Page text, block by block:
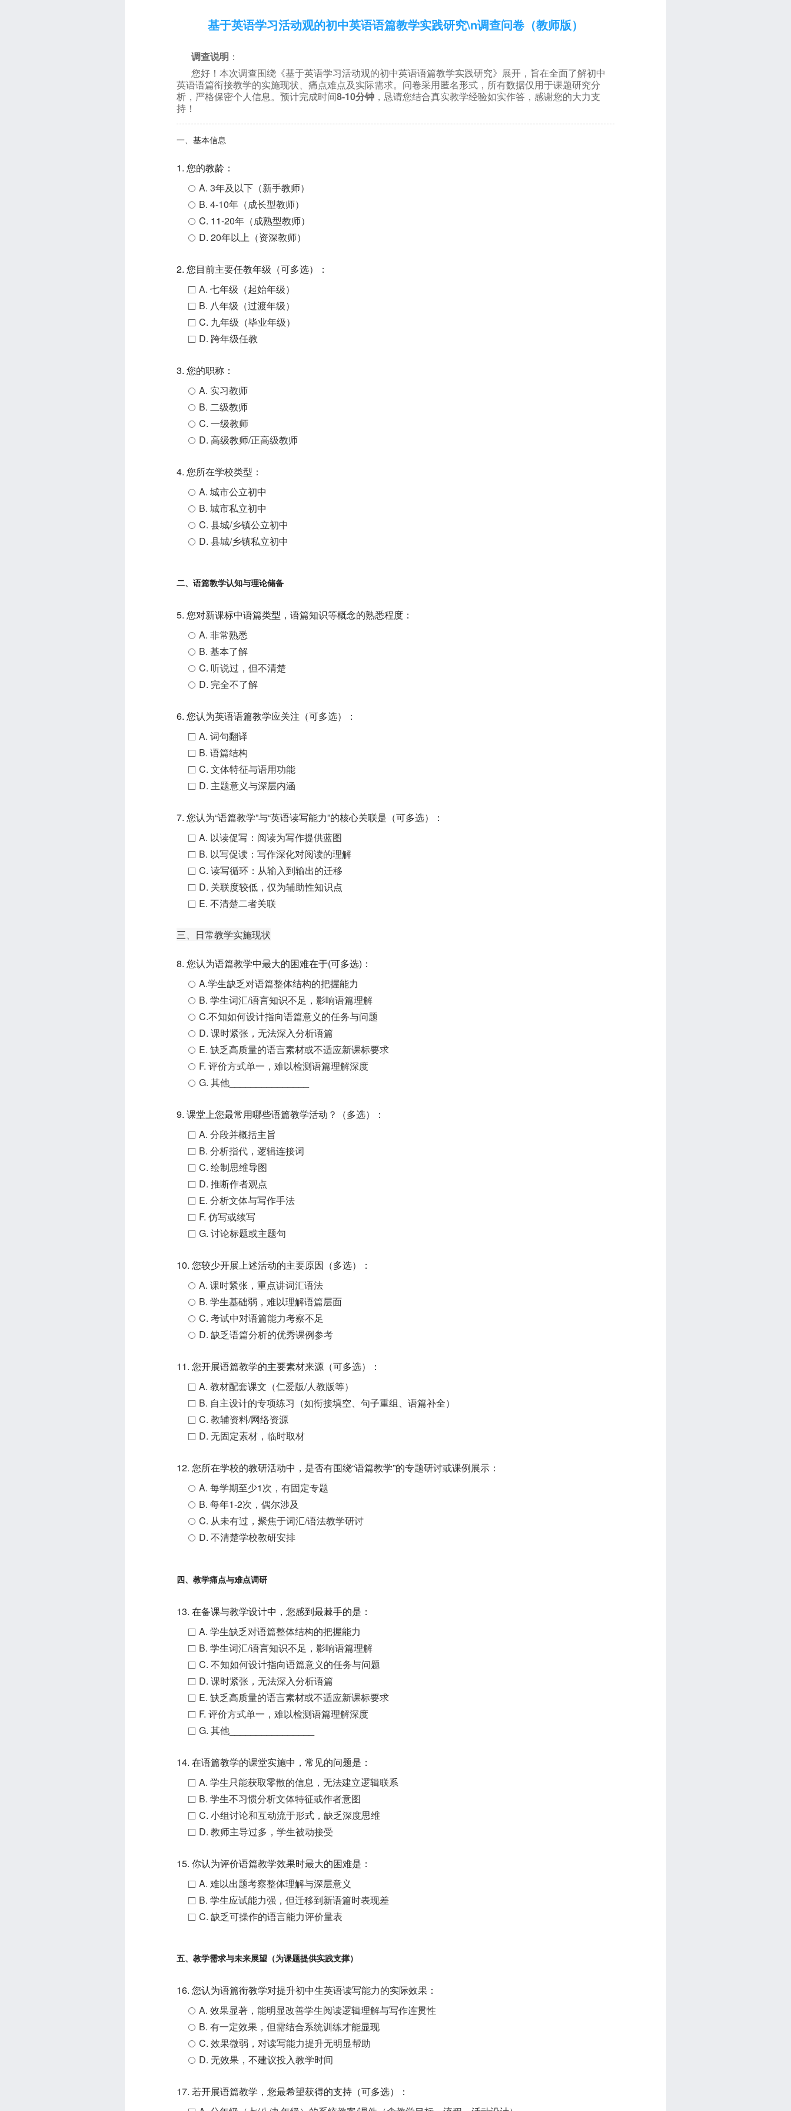
基于英语学习活动观的初中英语语篇教学实践研究\n调查问卷（教师版）
调查说明 ：
您好！本次调查围绕《基于英语学习活动观的初中英语语篇教学实践研究》展开，旨在全面了解初中
英语语篇衔接教学的实施现状、痛点难点及实际需求。问卷采用匿名形式，所有数据仅用于课题研究分
析，严格保密个人信息。预计完成时间8-10分钟 ，恳请您结合真实教学经验如实作答，感谢您的大力支
持！
一、基本信息
1. 您的教龄：
A. 3年及以下（新手教师）
B. 4-10年（成长型教师）
C. 11-20年（成熟型教师）
D. 20年以上（资深教师）
2. 您目前主要任教年级（可多选）：
A. 七年级（起始年级）
B. 八年级（过渡年级）
C. 九年级（毕业年级）
D. 跨年级任教
3. 您的职称：
A. 实习教师
B. 二级教师
C. 一级教师
D. 高级教师/正高级教师
4. 您所在学校类型：
A. 城市公立初中
B. 城市私立初中
C. 县城/乡镇公立初中
D. 县城/乡镇私立初中
二、语篇教学认知与理论储备
5. 您对新课标中语篇类型，语篇知识等概念的熟悉程度：
A. 非常熟悉
B. 基本了解
C. 听说过，但不清楚
D. 完全不了解
6. 您认为英语语篇教学应关注（可多选）：
A. 词句翻译
B. 语篇结构
C. 文体特征与语用功能
D. 主题意义与深层内涵
7. 您认为“语篇教学”与“英语读写能力”的核心关联是（可多选）：
A. 以读促写：阅读为写作提供蓝图
B. 以写促读：写作深化对阅读的理解
C. 读写循环：从输入到输出的迁移
D. 关联度较低，仅为辅助性知识点
E. 不清楚二者关联
三、日常教学实施现状
8. 您认为语篇教学中最大的困难在于(可多选)：
A.学生缺乏对语篇整体结构的把握能力
B. 学生词汇/语言知识不足，影响语篇理解
C.不知如何设计指向语篇意义的任务与问题
D. 课时紧张，无法深入分析语篇
E. 缺乏高质量的语言素材或不适应新课标要求
F. 评价方式单一，难以检测语篇理解深度
G. 其他_______________
9. 课堂上您最常用哪些语篇教学活动？（多选）：
A. 分段并概括主旨
B. 分析指代，逻辑连接词
C. 绘制思维导图
D. 推断作者观点
E. 分析文体与写作手法
F. 仿写或续写
G. 讨论标题或主题句
10. 您较少开展上述活动的主要原因（多选）：
A. 课时紧张，重点讲词汇语法
B. 学生基础弱，难以理解语篇层面
C. 考试中对语篇能力考察不足
D. 缺乏语篇分析的优秀课例参考
11. 您开展语篇教学的主要素材来源（可多选）：
A. 教材配套课文（仁爱版/人教版等）
B. 自主设计的专项练习（如衔接填空、句子重组、语篇补全）
C. 教辅资料/网络资源
D. 无固定素材，临时取材
12. 您所在学校的教研活动中，是否有围绕“语篇教学”的专题研讨或课例展示：
A. 每学期至少1次，有固定专题
B. 每年1-2次，偶尔涉及
C. 从未有过，聚焦于词汇/语法教学研讨
D. 不清楚学校教研安排
四、教学痛点与难点调研
13. 在备课与教学设计中，您感到最棘手的是：
A. 学生缺乏对语篇整体结构的把握能力
B. 学生词汇/语言知识不足，影响语篇理解
C. 不知如何设计指向语篇意义的任务与问题
D. 课时紧张，无法深入分析语篇
E. 缺乏高质量的语言素材或不适应新课标要求
F. 评价方式单一，难以检测语篇理解深度
G. 其他________________
14. 在语篇教学的课堂实施中，常见的问题是：
A. 学生只能获取零散的信息，无法建立逻辑联系
B. 学生不习惯分析文体特征或作者意图
C. 小组讨论和互动流于形式，缺乏深度思维
D. 教师主导过多，学生被动接受
15. 你认为评价语篇教学效果时最大的困难是：
A. 难以出题考察整体理解与深层意义
B. 学生应试能力强，但迁移到新语篇时表现差
C. 缺乏可操作的语言能力评价量表
五、教学需求与未来展望（为课题提供实践支撑）
16. 您认为语篇衔教学对提升初中生英语读写能力的实际效果：
A. 效果显著，能明显改善学生阅读逻辑理解与写作连贯性
B. 有一定效果，但需结合系统训练才能显现
C. 效果微弱，对读写能力提升无明显帮助
D. 无效果，不建议投入教学时间
17. 若开展语篇教学，您最希望获得的支持（可多选）：